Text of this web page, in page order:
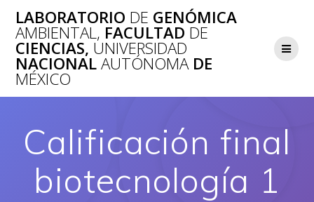
al
contenido
LABORATORIO DE GENÓMICA
AMBIENTAL, FACULTAD DE
CIENCIAS, UNIVERSIDAD
NACIONALAUTÓNOMADE
MÉXICO
Calificación final
biotecnología 1